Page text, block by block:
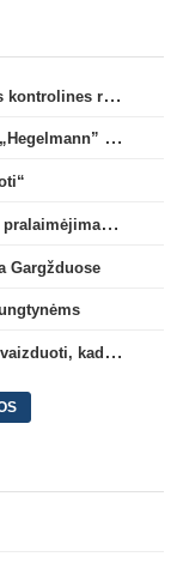
Vaikinų U15 rinktinė Taline sužaidė pirmąsias kontrolines rungtynes
Kristupas–Algirdas Padegimas sugrįžta į FC „Hegelmann” B sudėtį
Lietuvos klubų pasirodymai Europoje: patirti pralaimėjimai Kroatijos atstovams
Gargžduose
M. Capanas: „Prieš pusmetį negalėjau net įsivaizduoti, kad žaisime prieš „Hajduk“